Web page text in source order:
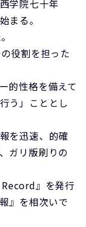
学院七十年
まる。
役割を担った
的性格を備えて
う」こととし
を迅速、的確
ガリ版刷りの
』を発行
』を相次いで